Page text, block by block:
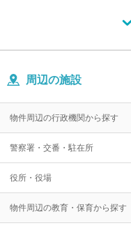
周辺の施設
物件周辺の行政機関から探す
警察署・交番・駐在所
役所・役場
物件周辺の教育・保育から探す